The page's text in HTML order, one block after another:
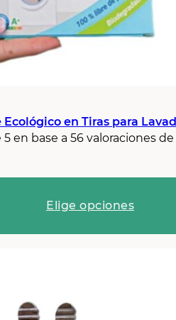
en Tiras para
5 en base a 56 valoraciones
Elige opciones